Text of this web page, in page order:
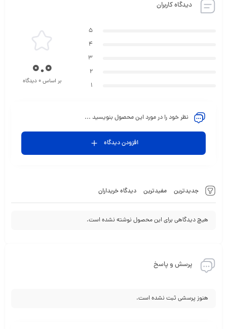
دیدگاه کاربران
جدیدترین مفیدترین دیدگاه خریداران
هیچ دیدگاهی برای این محصول نوشته نشده است.
5
4
3
2
1
0.0
بر اساس 0 دیدگاه
نظر خود را در مورد این محصول بنویسید ...
افزودن دیدگاه
پرسش و پاسخ
هنوز پرسشی ثبت نشده است.